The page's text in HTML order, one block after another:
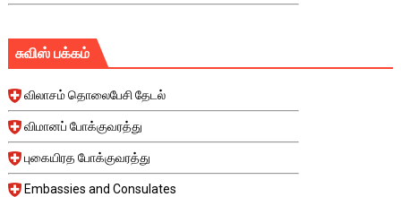
சுவிஸ் பக்கம்
விலாசம் தொலைபேசி தேடல்
விமானப் போக்குவரத்து
புகையிரத போக்குவரத்து
Embassies and Consulates